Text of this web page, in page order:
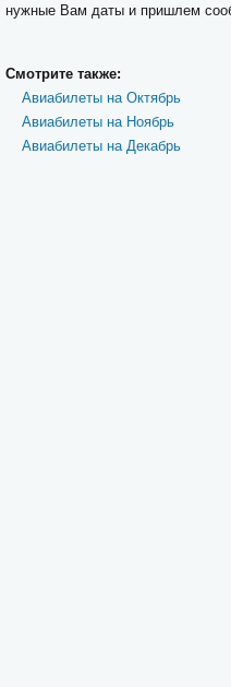
нужные Вам даты и пришлем
Смотрите также:
Авиабилеты на Октябрь
Авиабилеты на Ноябрь
Авиабилеты на Декабрь